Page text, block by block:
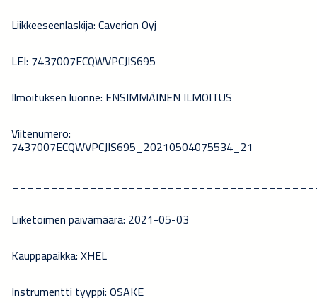
Liikkeeseenlaskija: Caverion Oyj
LEI: 7437007ECQWVPCJIS695
Ilmoituksen luonne: ENSIMMÄINEN ILMOITUS
Viitenumero:
7437007ECQWVPCJIS695_20210504075534_21
Liiketoimen päivämäärä: 2021-05-03
Kauppapaikka: XHEL
Instrumentti tyyppi: OSAKE